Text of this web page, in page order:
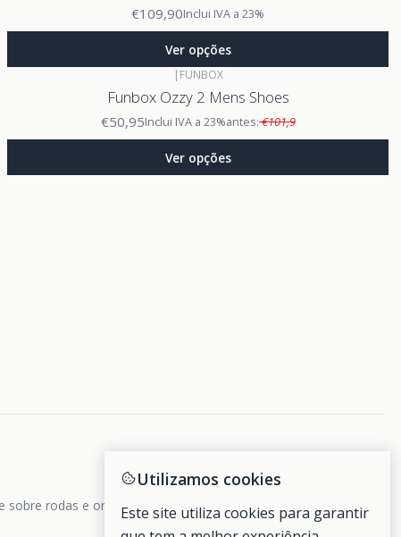
€109,90Inclui IVA a 23%
Ver opções
| FUNBOX
Funbox Ozzy 2 Mens Shoes
€50,95Inclui IVA a 23%antes:€101,9
Ver opções
sobre rodas e ondas.
Utilizamos cookies
Este site utiliza cookies para garantir